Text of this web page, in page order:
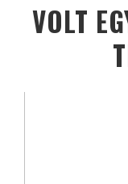
VOLT